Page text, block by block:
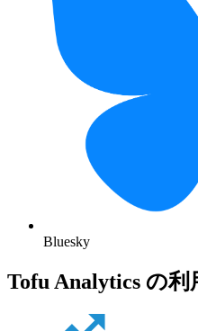
Bluesky
Tofu Analytics の利